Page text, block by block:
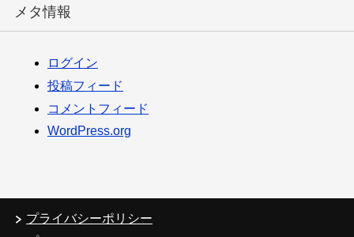
メタ情報
ログイン
投稿フィード
コメントフィード
WordPress.org
プライバシーポリシー